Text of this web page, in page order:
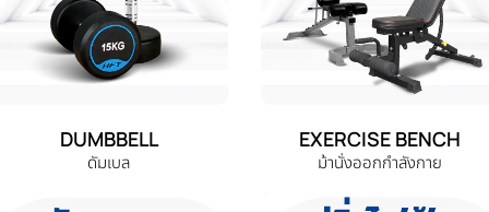
DUMBBELL
ดัมเบล
EXERCISE BENCH
ม้านั่งออกกำลังกาย